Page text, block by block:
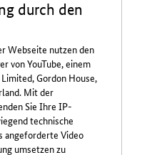
durch den
Webseite nutzen den
von YouTube, einem
Gordon House,
Mit der
Sie Ihre IP-
technische
angeforderte Video
umsetzen zu